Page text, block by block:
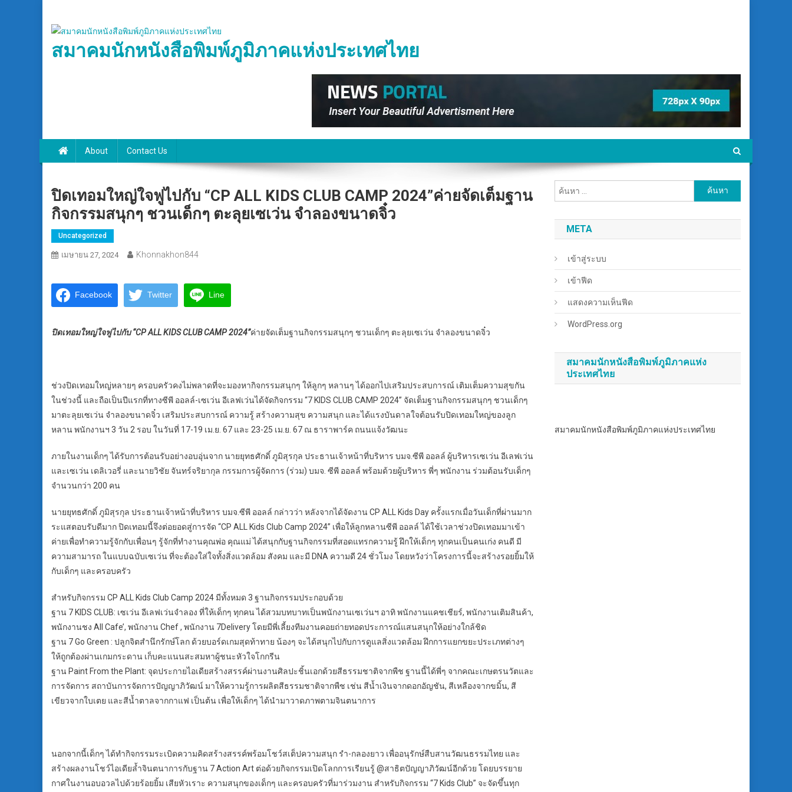
content
สมาคมนักหนังสือพิมพ์ภูมิภาคแห่งประเทศไทย
About Contact Us
ปิดเทอมใหญ่ใจฟูไปกับ “CP ALL KIDS CLUB CAMP 2024”ค่ายจัดเต็มฐาน
กิจกรรมสนุกๆ ชวนเด็กๆ ตะลุยเซเว่น จำลองขนาดจิ๋ว
Uncategorized
เมษายน 27, 2024 Khonnakhon844
Facebook Twitter Line
ปิดเทอมใหญ่ใจฟูไปกับ “CP ALL KIDS CLUB CAMP 2024”ค่ายจัดเต็มฐานกิจกรรมสนุกๆ ชวนเด็กๆ ตะลุยเซเว่น จำลองขนาดจิ๋ว
ช่วงปิดเทอมใหญ่หลายๆ ครอบครัวคงไม่พลาดที่จะมองหากิจกรรมสนุกๆ ให้ลูกๆ หลานๆ ได้ออกไปเสริมประสบการณ์ เติมเต็มความสุขกัน
ในช่วงนี้ และถือเป็นปีแรกที่ทางซีพี ออลล์-เซเว่น อีเลฟเว่นได้จัดกิจกรรม “7 KIDS CLUB CAMP 2024” จัดเต็มฐานกิจกรรมสนุกๆ ชวนเด็กๆ
มาตะลุยเซเว่น จำลองขนาดจิ๋ว เสริมประสบการณ์ ความรู้ สร้างความสุข ความสนุก และได้แรงบันดาลใจต้อนรับปิดเทอมใหญ่ของลูก
หลาน พนักงานฯ 3 วัน 2 รอบ ในวันที่ 17-19 เม.ย. 67 และ 23-25 เม.ย. 67 ณ ธาราพาร์ค ถนนแจ้งวัฒนะ
ภายในงานเด็กๆ ได้รับการต้อนรับอย่างอบอุ่นจาก นายยุทธศักดิ์ ภูมิสุรกุล ประธานเจ้าหน้าที่บริหาร บมจ.ซีพี ออลล์ ผู้บริหารเซเว่น อีเลฟเว่น
และเซเว่น เดลิเวอรี่ และนายวิชัย จันทร์จริยากุล กรรมการผู้จัดการ (ร่วม) บมจ. ซีพี ออลล์ พร้อมด้วยผู้บริหาร พี่ๆ พนักงาน ร่วมต้อนรับเด็กๆ
จำนวนกว่า 200 คน
นายยุทธศักดิ์ ภูมิสุรกุล ประธานเจ้าหน้าที่บริหาร บมจ.ซีพี ออลล์ กล่าวว่า หลังจากได้จัดงาน CP ALL Kids Day ครั้งแรกเมื่อวันเด็กที่ผ่านมาก
ระแสตอบรับดีมาก ปิดเทอมนี้จึงต่อยอดสู่การจัด “CP ALL Kids Club Camp 2024” เพื่อให้ลูกหลานซีพี ออลล์ ได้ใช้เวลาช่วงปิดเทอมมาเข้า
ค่ายเพื่อทำความรู้จักกับเพื่อนๆ รู้จักที่ทำงานคุณพ่อ คุณแม่ ได้สนุกกับฐานกิจกรรมที่สอดแทรกความรู้ ฝึกให้เด็กๆ ทุกคนเป็นคนเก่ง คนดี มี
ความสามารถ ในแบบฉบับเซเว่น ที่จะต้องใส่ใจทั้งสิ่งแวดล้อม สังคม และมี DNA ความดี 24 ชั่วโมง โดยหวังว่าโครงการนี้จะสร้างรอยยิ้มให้
กับเด็กๆ และครอบครัว
สำหรับกิจกรรม CP ALL Kids Club Camp 2024 มีทั้งหมด 3 ฐานกิจกรรมประกอบด้วย
ฐาน 7 KIDS CLUB: เซเว่น อีเลฟเว่นจำลอง ที่ให้เด็กๆ ทุกคน ได้สวมบทบาทเป็นพนักงานเซเว่นฯ อาทิ พนักงานแคชเชียร์, พนักงานเติมสินค้า,
พนักงานชง All Cafe’, พนักงาน Chef , พนักงาน 7Delivery โดยมีพี่เลี้ยงทีมงานคอยถ่ายทอดประการณ์แสนสนุกให้อย่างใกล้ชิด
ฐาน 7 Go Green : ปลูกจิตสำนึกรักษ์โลก ด้วยบอร์ดเกมสุดท้าทาย น้องๆ จะได้สนุกไปกับการดูแลสิ่งแวดล้อม ฝึกการแยกขยะประเภทต่างๆ
ให้ถูกต้องผ่านเกมกระดาน เก็บคะแนนสะสมหาผู้ชนะหัวใจโกกรีน
ฐาน Paint From the Plant: จุดประกายไอเดียสร้างสรรค์ผ่านงานศิลปะชิ้นเอกด้วยสีธรรมชาติจากพืช ฐานนี้ได้พี่ๆ จากคณะเกษตรนวัตและ
การจัดการ สถาบันการจัดการปัญญาภิวัฒน์ มาให้ความรู้การผลิตสีธรรมชาติจากพืช เช่น สีน้ำเงินจากดอกอัญชัน, สีเหลืองจากขมิ้น, สี
เขียวจากใบเตย และสีน้ำตาลจากกาแฟ เป็นต้น เพื่อให้เด็กๆ ได้นำมาวาดภาพตามจินตนาการ
นอกจากนี้เด็กๆ ได้ทำกิจกรรมระเบิดความคิดสร้างสรรค์พร้อมโชว์สเต็ปความสนุก รำ-กลองยาว เพื่ออนุรักษ์สืบสานวัฒนธรรมไทย และ
สร้างผลงานโชว์ไอเดียล้ำจินตนาการกับฐาน 7 Action Art ต่อด้วยกิจกรรมเปิดโลกการเรียนรู้ @สาธิตปัญญาภิวัฒน์อีกด้วย โดยบรรยาย
กาศในงานอบอวลไปด้วยร้อยยิ้ม เสียหัวเราะ ความสนุกของเด็กๆ และครอบครัวที่มาร่วมงาน สำหรับกิจกรรม “7 Kids Club” จะจัดขึ้นทุก
ค้นหา
สำหรับ:
META
เข้าสู่ระบบ
เข้าฟีด
แสดงความเห็นฟีด
WordPress.org
สมาคมนักหนังสือพิมพ์ภูมิภาคแห่ง
ประเทศไทย
สมาคมนักหนังสือพิมพ์ภูมิภาคแห่งประเทศไทย